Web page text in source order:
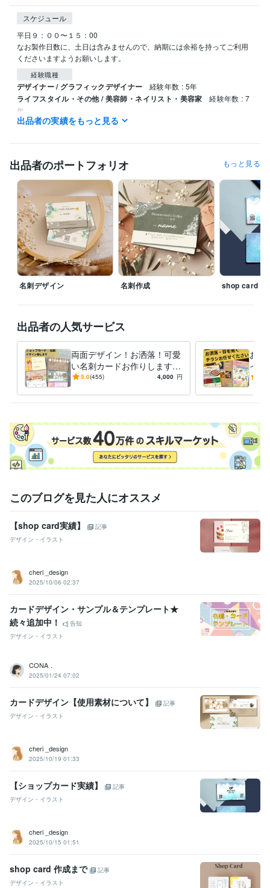
スケジュール
平日９：００〜１５：00
なお製作日数に、土日は含みませんので、納期には余裕を持ってご利用
くださいますようお願いします。
経験職種
デザイナー / グラフィックデザイナー 経験年数 : 5年
ライフスタイル・その他 / 美容師・ネイリスト・美容家
経験年数 : 7
年
実用英語技能検定2級 取得年 : 2001年
ビジネス・クリエイティブツール
Adobe Illustrator:4年Canva:5年
デザイン制作 名刺・カード類 バナー、画像作成
チラシ・ポスタ
ー・パンフレットデザイン
美容業界 飲食店 エステ セミナー イベント 個人
出品者の実績をもっと見る
出品者のポートフォリオ もっと見る
名刺デザイン 名刺作成 shop card
出品者の人気サービス
両面デザイン！お洒落！可愛
い名刺カードお作りします
こだわり！名刺やお店のポイ
か？
5.0(455) 4,000 円
お洒
イン
経験
このブログを見た人にオススメ
【shop card実績】
記事
デザイン・イラスト
cheri _design
2025/10/06 02:37
カードデザイン・サンプル＆テンプレート★
続々追加中！
告知
デザイン・イラスト
CONA．
2025/01/24 07:02
カードデザイン【使用素材について】
記事
デザイン・イラスト
cheri _design
2025/10/19 01:33
【ショップカード実績】
記事
デザイン・イラスト
cheri _design
2025/10/15 01:51
shop card 作成まで
記事
デザイン・イラスト